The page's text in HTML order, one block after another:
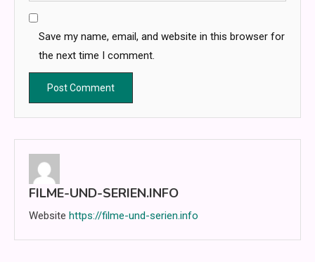
Save my name, email, and website in this browser for
the next time I comment.
FILME-UND-SERIEN.INFO
Website https://filme-und-serien.info